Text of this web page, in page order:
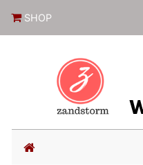
SHOP
(current)